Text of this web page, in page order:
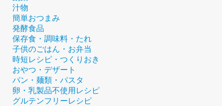
汁物
簡単おつまみ
発酵食品
保存食・調味料・たれ
子供のごはん・お弁当
時短レシピ・つくりおき
おやつ・デザート
パン・麺類・パスタ
卵・乳製品不使用レシピ
グルテンフリーレシピ